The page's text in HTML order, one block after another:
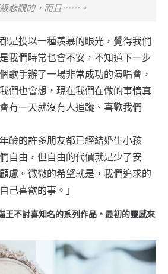
悲觀的，而且⋯⋯。
是投以一種羨慕的眼光，覺得我們
我們時常也會不安，不知道下一步
歌手辦了一場非常成功的演唱會，
們也會想，現在我們在做的事情真
有一天就沒有人追蹤、喜歡我們
齡的許多朋友都已經結婚生小孩
自由，但自由的代價就是少了安
慮。微微的希望就是，我們追求的
己喜歡的事。」
王不討喜知名的系列作品。最初的靈感來